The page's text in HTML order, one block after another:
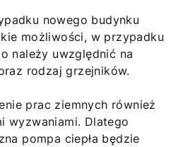
nowego budynku
możliwości, w przypadku
należy uwzględnić na
rodzaj grzejników.
prac ziemnych również
wyzwaniami. Dlatego
pompa ciepła będzie